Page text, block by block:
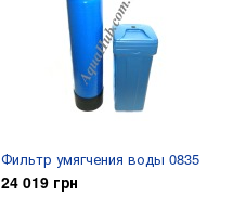
Фильтр умягчения воды 0835
24 019 грн